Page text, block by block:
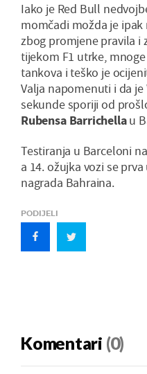
Iako je Red Bull
momčadi možda je
zbog promjene pravila i
tijekom F1 utrke,
tankova i teško je
Valja napomenuti i da
sekunde sporiji od
Rubensa Barrichellau
Testiranja u Barceloni
a 14. ožujka vozi se
nagrada Bahraina.
PODIJELI
Komentari (0)